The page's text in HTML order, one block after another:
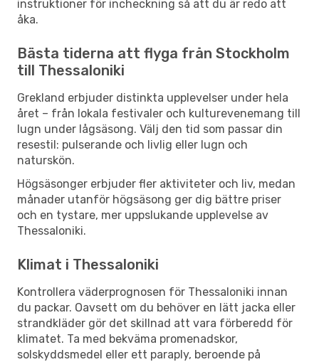
instruktioner för incheckning så att du är redo att
åka.
Bästa tiderna att flyga från Stockholm
till Thessaloniki
Grekland erbjuder distinkta upplevelser under hela
året – från lokala festivaler och kulturevenemang till
lugn under lågsäsong. Välj den tid som passar din
resestil: pulserande och livlig eller lugn och
naturskön.
Högsäsonger erbjuder fler aktiviteter och liv, medan
månader utanför högsäsong ger dig bättre priser
och en tystare, mer uppslukande upplevelse av
Thessaloniki.
Klimat i Thessaloniki
Kontrollera väderprognosen för Thessaloniki innan
du packar. Oavsett om du behöver en lätt jacka eller
strandkläder gör det skillnad att vara förberedd för
klimatet. Ta med bekväma promenadskor,
solskyddsmedel eller ett paraply, beroende på